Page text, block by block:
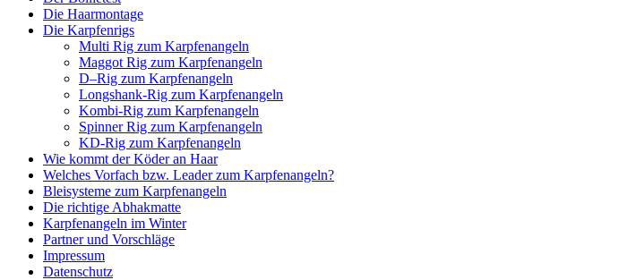
Die Haarmontage
Die Karpfenrigs
Multi Rig zum Karpfenangeln
Maggot Rig zum Karpfenangeln
D–Rig zum Karpfenangeln
Longshank-Rig zum Karpfenangeln
Kombi-Rig zum Karpfenangeln
Spinner Rig zum Karpfenangeln
KD-Rig zum Karpfenangeln
Wie kommt der Köder an Haar
Welches Vorfach bzw. Leader zum Karpfenangeln?
Bleisysteme zum Karpfenangeln
Die richtige Abhakmatte
Karpfenangeln im Winter
Partner und Vorschläge
Impressum
Datenschutz